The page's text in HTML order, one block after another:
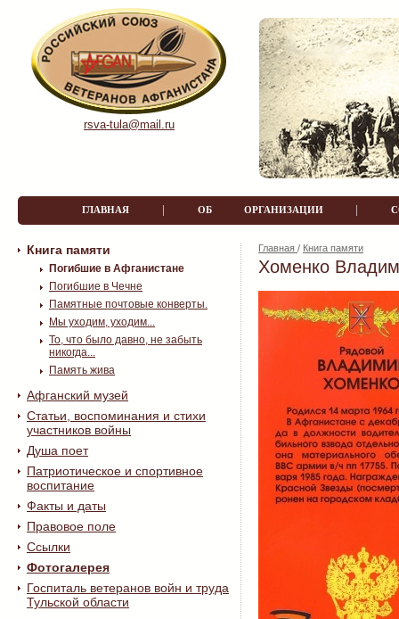
rsva-tula@mail.ru
ГЛАВНАЯ | ОБ ОРГАНИЗАЦИИ |
Книга памяти
Погибшие в Афганистане
Погибшие в Чечне
Памятные почтовые конверты.
Мы уходим, уходим...
То, что было давно, не забыть
никогда...
Память жива
Афганский музей
Статьи, воспоминания и стихи
участников войны
Душа поет
Патриотическое и спортивное
воспитание
Факты и даты
Правовое поле
Ссылки
Фотогалерея
Госпиталь ветеранов войн и труда
Тульской области
Главная / Книга памяти
Хоменко